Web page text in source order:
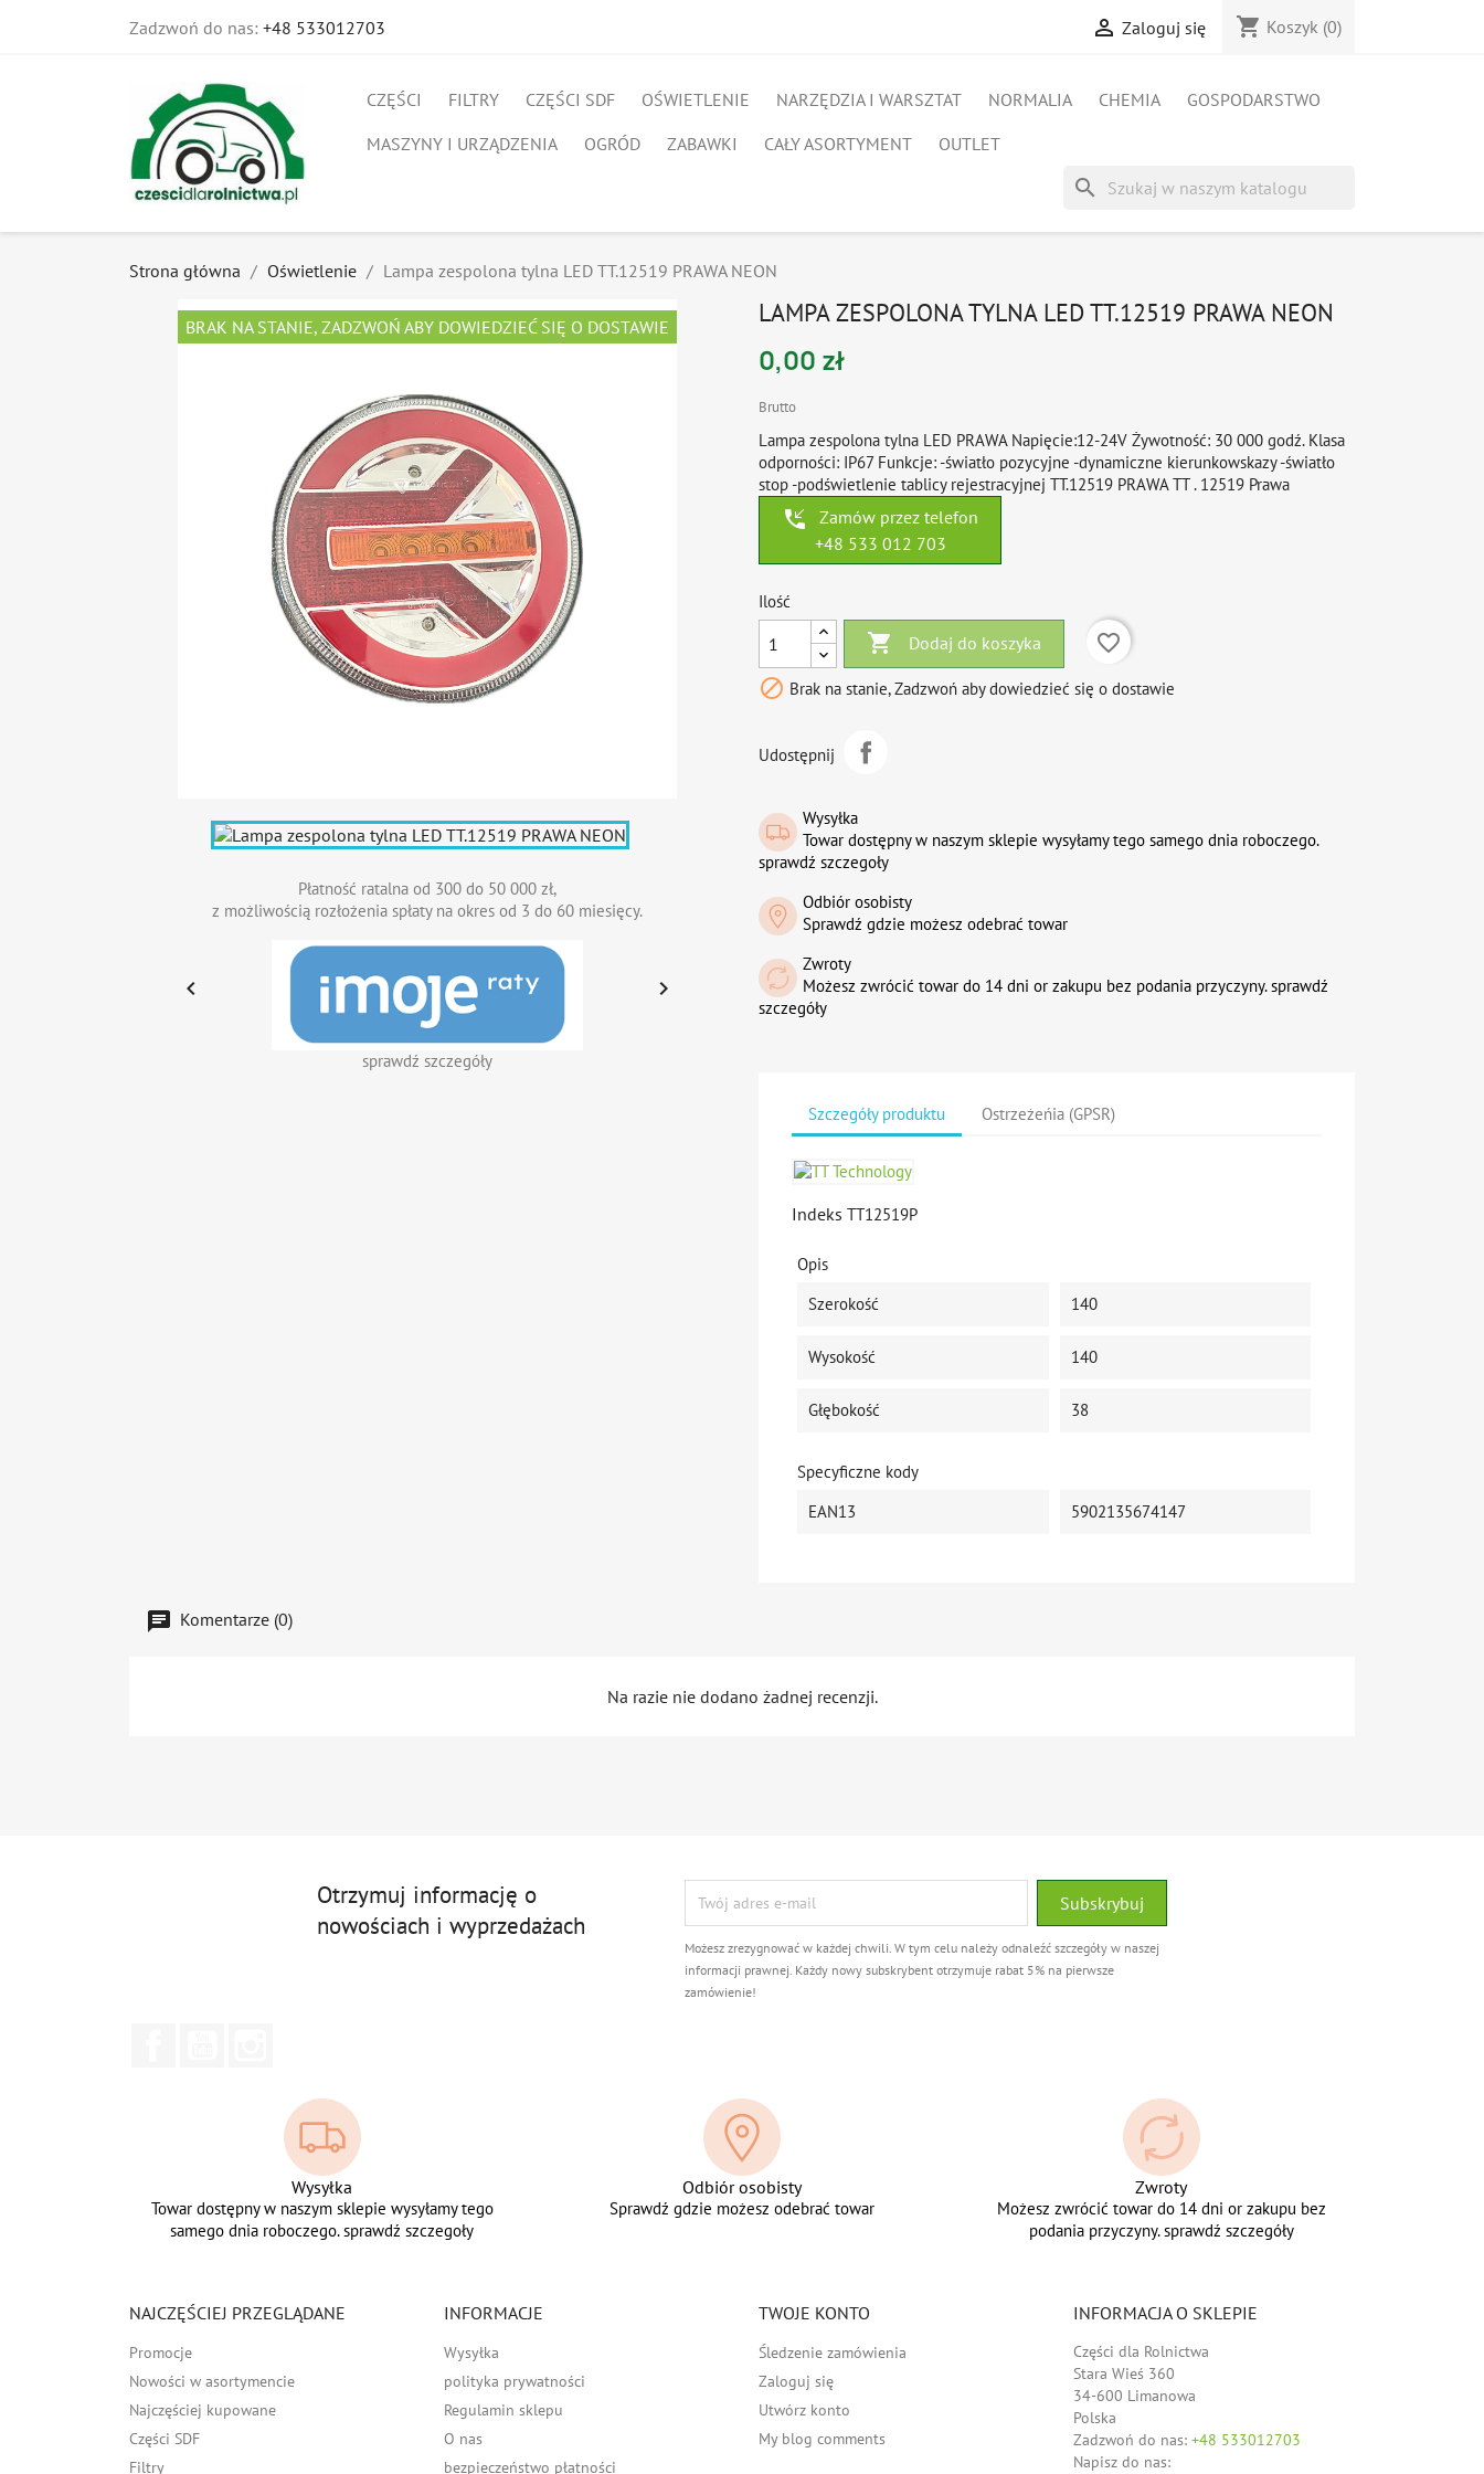
Zadzwoń do nas: +48 533012703  Zaloguj się shopping_cart Koszyk (0)
CZĘŚCI FILTRY CZĘŚCI SDF OŚWIETLENIE NARZĘDZIA I WARSZTAT NORMALIA CHEMIA
GOSPODARSTWO
MASZYNY I URZĄDZENIA
OGRÓD ZABAWKI CAŁY ASORTYMENT OUTLET
search
Strona główna Oświetlenie Lampa zespolona tylna LED TT.12519 PRAWA NEON
BRAK NA STANIE, ZADZWOŃ ABY DOWIEDZIEĆ SIĘ O DOSTAWIE
Płatność ratalna od 300 do 50 000 zł,
z możliwością rozłożenia spłaty na okres od 3 do 60 miesięcy.
sprawdź szczegóły
 
LAMPA ZESPOLONA TYLNA LED TT.12519 PRAWA NEON
0,00 zł
Brutto
Lampa zespolona tylna LED PRAWA Napięcie:12-24V Żywotność: 30 000 godź. Klasa
odporności: IP67 Funkcje: -światło pozycyjne -dynamiczne kierunkowskazy -światło
stop -podświetlenie tablicy rejestracyjnej TT.12519 PRAWA TT . 12519 Prawa
phone_callback
Zamów przez telefon
+48 533 012 703
Ilość
 Dodaj do koszyka
favorite_border
 Brak na stanie, Zadzwoń aby dowiedzieć się o dostawie
Udostępnij
Wysyłka
Towar dostępny w naszym sklepie wysyłamy tego samego dnia roboczego.
sprawdź szczegoły
Odbiór osobisty
Sprawdź gdzie możesz odebrać towar
Zwroty
Możesz zwrócić towar do 14 dni or zakupu bez podania przyczyny. sprawdź
szczegóły
Szczegóły produktu Ostrzeżeńia (GPSR)
Indeks TT12519P
Opis
Szerokość
140
Wysokość 140
Głębokość 38
Specyficzne kody
EAN13
5902135674147
Komentarze (0)
Na razie nie dodano żadnej recenzji.
Otrzymuj informację o
nowościach i wyprzedażach
Możesz zrezygnować w każdej chwili. W tym celu należy odnaleźć szczegóły w naszej
informacji prawnej. Każdy nowy subskrybent otrzymuje rabat 5% na pierwsze
zamówienie!
Wysyłka
Towar dostępny w naszym sklepie wysyłamy tego
samego dnia roboczego. sprawdź szczegoły
Odbiór osobisty
Sprawdź gdzie możesz odebrać towar
Zwroty
Możesz zwrócić towar do 14 dni or zakupu bez
podania przyczyny. sprawdź szczegóły
NAJCZĘŚCIEJ PRZEGLĄDANE
Promocje
Nowości w asortymencie
Najczęściej kupowane
Części SDF
Filtry
INFORMACJE
Wysyłka
polityka prywatności
Regulamin sklepu
O nas
bezpieczeństwo płatności
TWOJE KONTO
Śledzenie zamówienia
Zaloguj się
Utwórz konto
My blog comments
INFORMACJA O SKLEPIE
Części dla Rolnictwa
Stara Wieś 360
34-600 Limanowa
Polska
Zadzwoń do nas: +48 533012703
Napisz do nas: